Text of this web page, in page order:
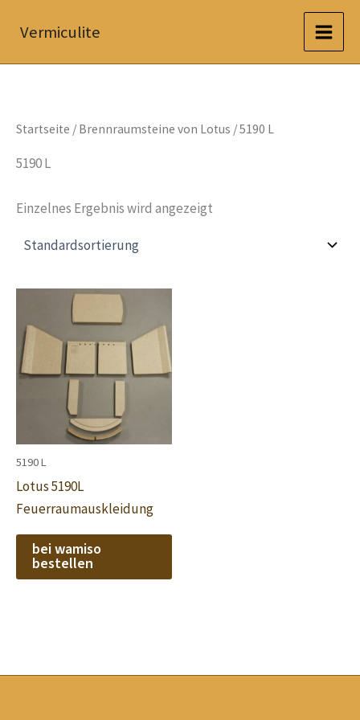
InhaltVermiculite
Startseite / Brennraumsteine von Lotus / 5190 L
5190 L
Einzelnes Ergebnis wird angezeigt
5190 L
Lotus 5190L
Feuerraumauskleidung
bei wamiso
bestellen